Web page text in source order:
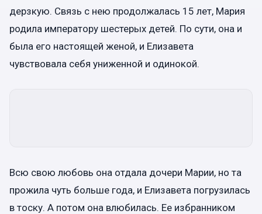
дерзкую. Связь с нею продолжалась 15 лет, Мария
родила императору шестерых детей. По сути, она и
была его настоящей женой, и Елизавета
чувствовала себя униженной и одинокой.
Всю свою любовь она отдала дочери Марии, но та
прожила чуть больше года, и Елизавета погрузилась
в тоску. А потом она влюбилась. Ее избранником